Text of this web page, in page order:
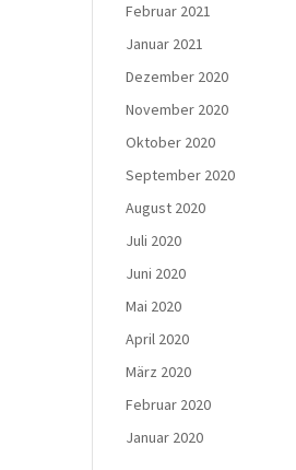
Februar 2021
Januar 2021
Dezember 2020
November 2020
Oktober 2020
September 2020
August 2020
Juli 2020
Juni 2020
Mai 2020
April 2020
März 2020
Februar 2020
Januar 2020